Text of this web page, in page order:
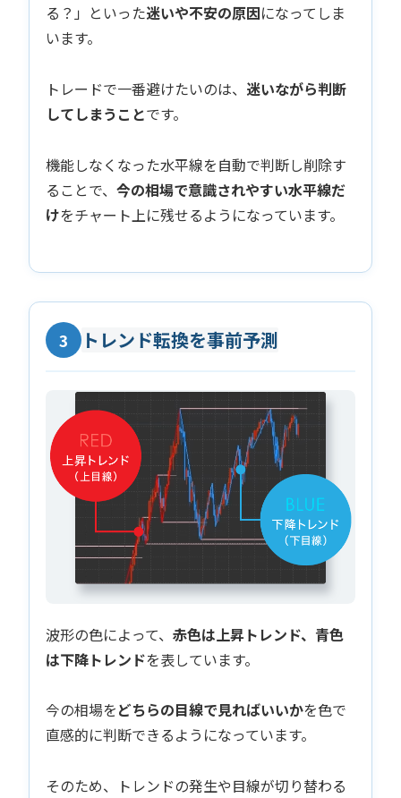
る？」といった迷いや不安の原因になってしま
います。
トレードで一番避けたいのは、 迷いながら判断
してしまうことです。
機能しなくなった水平線を自動で判断し削除す
ることで、 今の相場で意識されやすい水平線だ
けをチャート上に残せるようになっています。
3 トレンド転換を事前予測
波形の色によって、 赤色は上昇トレンド、青色
は下降トレンドを表しています。
今の相場をどちらの目線で見ればいいかを色で
直感的に判断できるようになっています。
そのため、トレンドの発生や目線が切り替わる